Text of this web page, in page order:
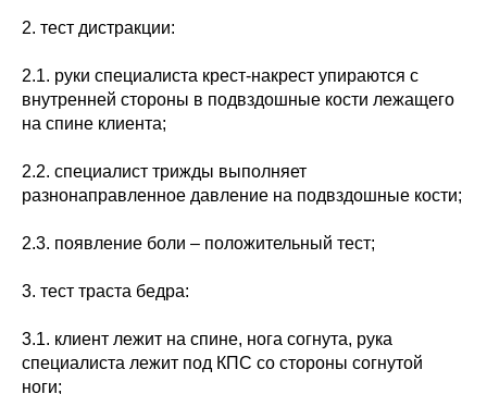
2. тест дистракции:
2.1. руки специалиста крест-накрест упираются с
внутренней стороны в подвздошные кости лежащего
на спине клиента;
2.2. специалист трижды выполняет
разнонаправленное давление на подвздошные кости;
2.3. появление боли – положительный тест;
3. тест траста бедра:
3.1. клиент лежит на спине, нога согнута, рука
специалиста лежит под КПС со стороны согнутой
ноги;